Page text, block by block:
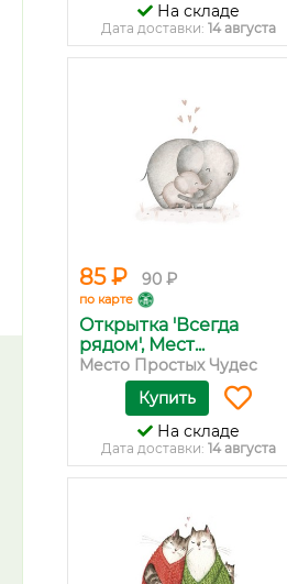
На складе
Дата доставки: 14 августа
85 ₽ 90 ₽
по карте
Открытка 'Всегда
рядом', Мест...
Место Простых Чудес
Купить
На складе
Дата доставки: 14 августа